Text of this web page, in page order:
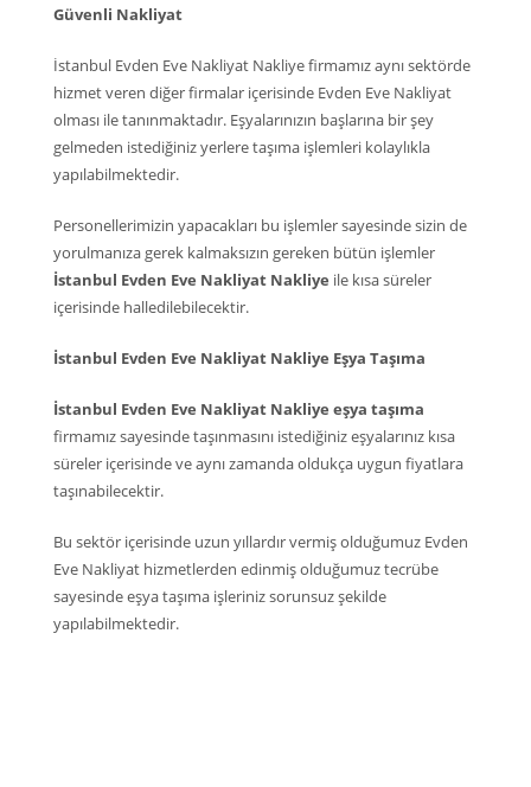
Güvenli Nakliyat
İstanbul Evden Eve Nakliyat Nakliye firmamız aynı sektörde
hizmet veren diğer firmalar içerisinde Evden Eve Nakliyat
olması ile tanınmaktadır. Eşyalarınızın başlarına bir şey
gelmeden istediğiniz yerlere taşıma işlemleri kolaylıkla
yapılabilmektedir.
Personellerimizin yapacakları bu işlemler sayesinde sizin de
yorulmanıza gerek kalmaksızın gereken bütün işlemler
İstanbul Evden Eve Nakliyat Nakliye ile kısa süreler
içerisinde halledilebilecektir.
İstanbul Evden Eve Nakliyat Nakliye Eşya Taşıma
İstanbul Evden Eve Nakliyat Nakliye eşya taşıma
firmamız sayesinde taşınmasını istediğiniz eşyalarınız kısa
süreler içerisinde ve aynı zamanda oldukça uygun fiyatlara
taşınabilecektir.
Bu sektör içerisinde uzun yıllardır vermiş olduğumuz Evden
Eve Nakliyat hizmetlerden edinmiş olduğumuz tecrübe
sayesinde eşya taşıma işleriniz sorunsuz şekilde
yapılabilmektedir.